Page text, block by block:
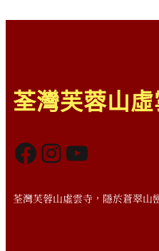
荃灣芙蓉山
Facebook InstagramYouTube
荃灣芙蓉山虛雲寺，隱於蒼翠山